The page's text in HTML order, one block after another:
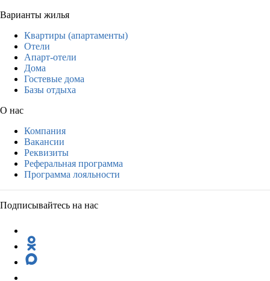
Варианты жилья
Квартиры (апартаменты)
Отели
Апарт-отели
Дома
Гостевые дома
Базы отдыха
О нас
Компания
Вакансии
Реквизиты
Реферальная программа
Программа лояльности
Подписывайтесь на нас